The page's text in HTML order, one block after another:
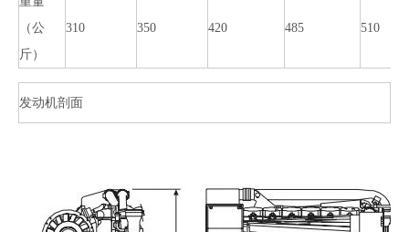
（公
斤）
310 350 420 485 510
发动机剖面